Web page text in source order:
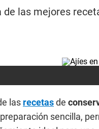
las mejores
las recetasde
sencilla,